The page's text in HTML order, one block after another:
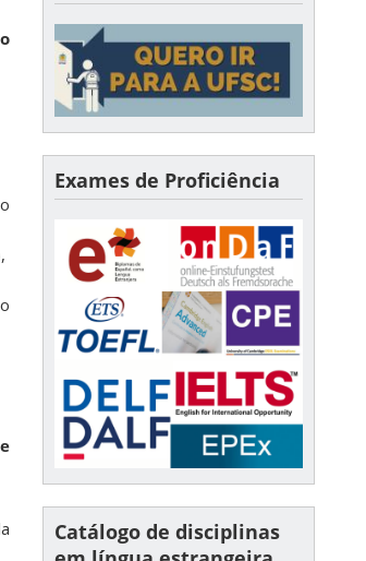
Exames de Proficiência
Catálogo de disciplinas